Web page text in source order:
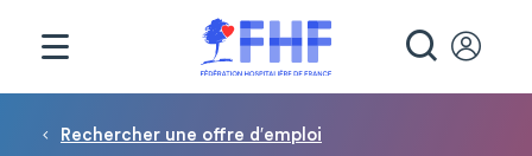
Fil d'Ariane
Rechercher une offre d′emploi
Panneau de gestion des cookies